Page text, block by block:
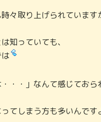
々取り上げられています
知っていても、
・・」なんて感じておら
てしまう方も多いんです